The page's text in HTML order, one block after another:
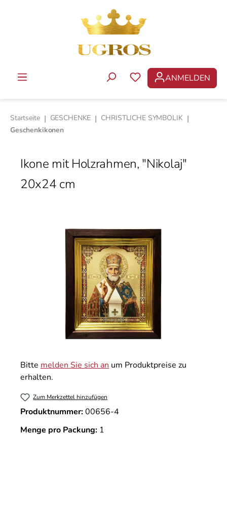
DU HAST 0
ANMELDEN
Startseite | GESCHENKE | CHRISTLICHE SYMBOLIK |
Geschenkikonen
Ikone mit Holzrahmen, "Nikolaj"
20x24 cm
Bitte melden Sie sich an um Produktpreise zu
erhalten.
Zum Merkzettel hinzufügen
Produktnummer:00656-4
Menge pro Packung: 1